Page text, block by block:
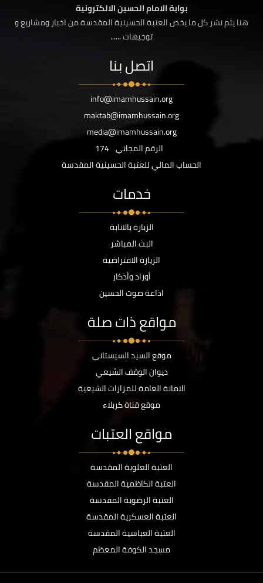
بوابة الامام الحسين الالكترونية
هنا يتم نشر كل ما يخص العتبة الحسينية المقدسة من اخبار ومشاريع و
توجيهات ......
اتصل بنا
info@imamhussain.org
maktab@imamhussain.org
media@imamhussain.org
الرقم المجاني 174
الحساب المالي للعتبة الحسينية المقدسة
خدمات
الزيارة بالانابة
البث المباشر
الزيارة الافتراضية
أوراد وأذكار
اذاعة صوت الحسين
مواقع ذات صلة
موقع السيد السيستاني
ديوان الوقف الشيعي
الامانة العامة للمزارات الشيعية
موقع قناة كربلاء
مواقع العتبات
العتبة العلوية المقدسة
العتبة الكاظمية المقدسة
العتبة الرضوية المقدسة
العتبة العسكرية المقدسة
العتبة العباسية المقدسة
مسجد الكوفة المعظم